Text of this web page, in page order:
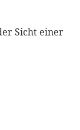
Sicht einer